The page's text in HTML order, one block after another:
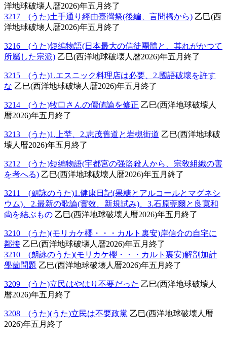
洋地球破壊人暦2026)年五月終了
3217 (うた)土手通り經由臺灣祭(後編、言問橋から) 乙巳(西
洋地球破壊人暦2026)年五月終了
3216 (うた)短編物語(日本最大の信徒團體と、其れがかつて
所屬した宗派) 乙巳(西洋地球破壊人暦2026)年五月終了
3215 (うた)1.エスニック料理店は必要、2.國語破壞を許す
な 乙巳(西洋地球破壊人暦2026)年五月終了
3214 (うた)牧口さんの價値論を修正 乙巳(西洋地球破壊人
暦2026)年五月終了
3213 (うた)1.上埜、2.志茂舊道と岩槻街道 乙巳(西洋地球破
壊人暦2026)年五月終了
3212 (うた)短編物語(宇都宮の强盜殺人から、宗敎組織の害
を考へる) 乙巳(西洋地球破壊人暦2026)年五月終了
3211 (朗詠のうた)1.健康日記(果糖とアルコールとマグネシ
ウム)、2.最新の歌論(實效、新規試み)、3.石原莞爾と良寬和
尙を結ぶもの 乙巳(西洋地球破壊人暦2026)年五月終了
3210 (うた)(モリカケ櫻・・・カルト裏安)岸信介の自宅に
鄰接 乙巳(西洋地球破壊人暦2026)年五月終了
3210 (朗詠のうた)(モリカケ櫻・・・カルト裏安)解剖加計
學薗問題 乙巳(西洋地球破壊人暦2026)年五月終了
3209 (うた)立民はやはり不要だった 乙巳(西洋地球破壊人
暦2026)年五月終了
3208 (うた)(うた)立民は不要政黨 乙巳(西洋地球破壊人暦
2026)年五月終了